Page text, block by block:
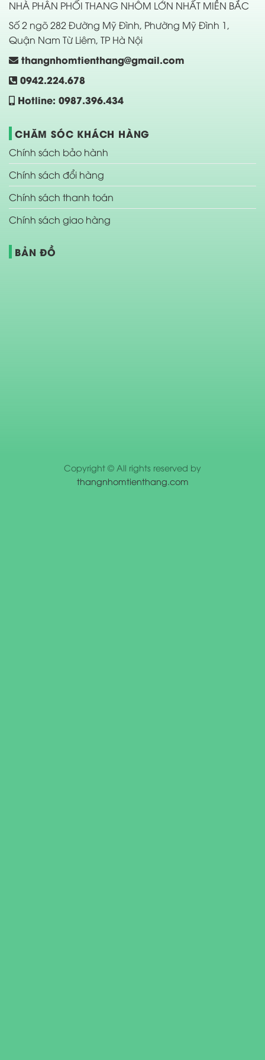
NHÀ PHÂN PHỐI THANG NHÔM LỚN NHẤT MIỀN BẮC
Số 2 ngõ 282 Đường Mỹ Đình, Phường Mỹ Đình 1,
Quận Nam Từ Liêm, TP Hà Nội
thangnhomtienthang@gmail.com
0942.224.678
Hotline: 0987.396.434
CHĂM SÓC KHÁCH HÀNG
Chính sách bảo hành
Chính sách đổi hàng
Chính sách thanh toán
Chính sách giao hàng
BẢN ĐỒ
Copyright © All rights reserved by
thangnhomtienthang.com